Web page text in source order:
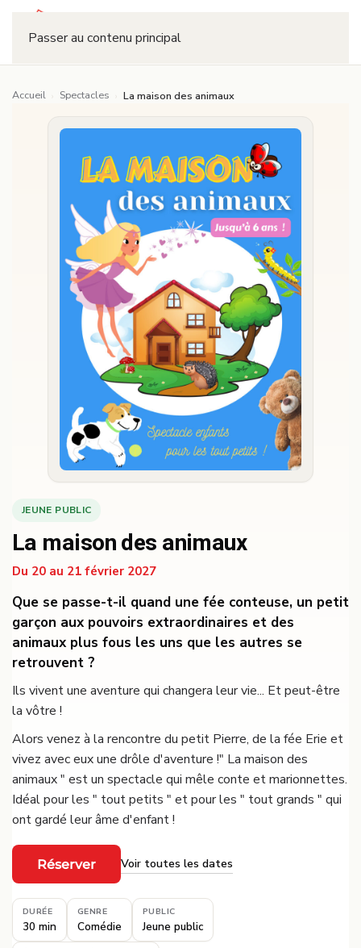
Passer au contenu principal
Accueil Spectacles La maison des animaux
JEUNE PUBLIC
La maison des animaux
Du 20 au 21 février 2027
Que se passe-t-il quand une fée conteuse, un petit
garçon aux pouvoirs extraordinaires et des
animaux plus fous les uns que les autres se
retrouvent ?
Ils vivent une aventure qui changera leur vie... Et peut-être
la vôtre !
Alors venez à la rencontre du petit Pierre, de la fée Erie et
vivez avec eux une drôle d'aventure !" La maison des
animaux " est un spectacle qui mêle conte et marionnettes.
Idéal pour les " tout petits " et pour les " tout grands " qui
ont gardé leur âme d'enfant !
Réserver
·
Voir toutes les dates
DURÉE
30 min
GENRE
Comédie
PUBLIC
Jeune public